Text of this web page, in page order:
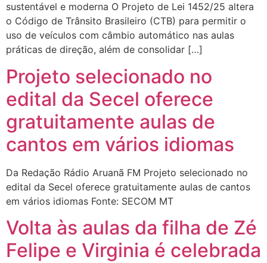
sustentável e moderna O Projeto de Lei 1452/25 altera
o Código de Trânsito Brasileiro (CTB) para permitir o
uso de veículos com câmbio automático nas aulas
práticas de direção, além de consolidar […]
Projeto selecionado no
edital da Secel oferece
gratuitamente aulas de
cantos em vários idiomas
Da Redação Rádio Aruanã FM Projeto selecionado no
edital da Secel oferece gratuitamente aulas de cantos
em vários idiomas Fonte: SECOM MT
Volta às aulas da filha de Zé
Felipe e Virginia é celebrada